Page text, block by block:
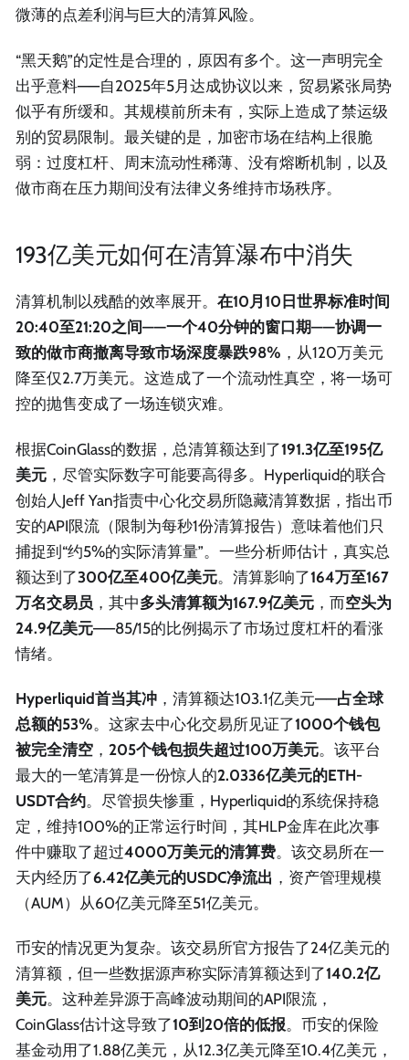
微薄的点差利润与巨大的清算风险。
“黑天鹅”的定性是合理的，原因有多个。这一声明完全
出乎意料——自2025年5月达成协议以来，贸易紧张局势
似乎有所缓和。其规模前所未有，实际上造成了禁运级
别的贸易限制。最关键的是，加密市场在结构上很脆
弱：过度杠杆、周末流动性稀薄、没有熔断机制，以及
做市商在压力期间没有法律义务维持市场秩序。
193亿美元如何在清算瀑布中消失
清算机制以残酷的效率展开。 在10月10日世界标准时间
20:40至21:20之间——一个40分钟的窗口期——协调一
致的做市商撤离导致市场深度暴跌98% ，从120万美元
降至仅2.7万美元。这造成了一个流动性真空，将一场可
控的抛售变成了一场连锁灾难。
根据CoinGlass的数据，总清算额达到了191.3亿至195亿
美元 ，尽管实际数字可能要高得多。Hyperliquid的联合
创始人Jeff Yan指责中心化交易所隐藏清算数据，指出币
安的API限流（限制为每秒1份清算报告）意味着他们只
捕捉到“约5%的实际清算量”。一些分析师估计，真实总
额达到了300亿至400亿美元。清算影响了164万至167
万名交易员 ，其中多头清算额为167.9亿美元 ，而空头为
24.9亿美元——85/15的比例揭示了市场过度杠杆的看涨
情绪。
Hyperliquid首当其冲 ，清算额达103.1亿美元——占全球
总额的53%。这家去中心化交易所见证了1000个钱包
被完全清空 ， 205个钱包损失超过100万美元。该平台
最大的一笔清算是一份惊人的2.0336亿美元的ETH-
USDT合约。尽管损失惨重，Hyperliquid的系统保持稳
定，维持100%的正常运行时间，其HLP金库在此次事
件中赚取了超过4000万美元的清算费。该交易所在一
天内经历了6.42亿美元的USDC净流出 ，资产管理规模
（AUM）从60亿美元降至51亿美元。
币安的情况更为复杂。该交易所官方报告了24亿美元的
清算额，但一些数据源声称实际清算额达到了140.2亿
美元。这种差异源于高峰波动期间的API限流，
CoinGlass估计这导致了10到20倍的低报。币安的保险
基金动用了1.88亿美元，从12.3亿美元降至10.4亿美元，